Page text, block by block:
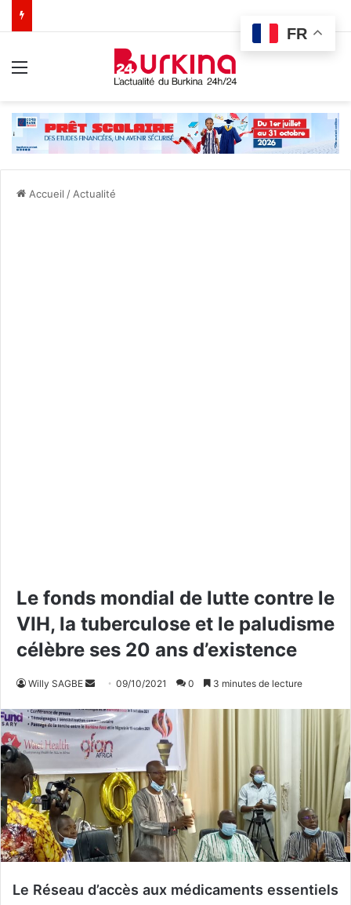
Accueil / Actualité
Le fonds mondial de lutte contre le
VIH, la tuberculose et le paludisme
célèbre ses 20 ans d’existence
Willy SAGBE
v
o
y
e
n
c
u
09/10/2021 0 3 minutes de lecture
Le Réseau d’accès aux médicaments essentiels
FR